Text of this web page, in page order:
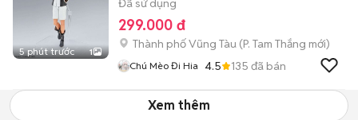
5 phút trước 1
Đã sử dụng
299.000 đ
Thành phố Vũng Tàu (P. Tam Thắng mới)
Chú Mèo Đi Hia 4.5 135 đã bán
Xem thêm